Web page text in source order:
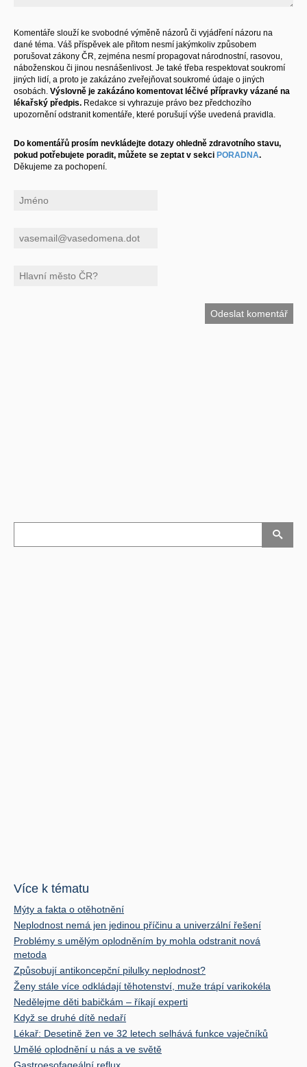
Komentáře slouží ke svobodné výměně názorů či vyjádření názoru na
dané téma. Váš příspěvek ale přitom nesmí jakýmkoliv způsobem
porušovat zákony ČR, zejména nesmí propagovat národnostní, rasovou,
náboženskou či jinou nesnášenlivost. Je také třeba respektovat soukromí
jiných lidí, a proto je zakázáno zveřejňovat soukromé údaje o jiných
osobách. Výslovně je zakázáno komentovat léčivé přípravky vázané na
lékařský předpis. Redakce si vyhrazuje právo bez předchozího
upozornění odstranit komentáře, které porušují výše uvedená pravidla.
Do komentářů prosím nevkládejte dotazy ohledně zdravotního stavu,
pokud potřebujete poradit, můžete se zeptat v sekci PORADNA.
Děkujeme za pochopení.
Více k tématu
Mýty a fakta o otěhotnění
Neplodnost nemá jen jedinou příčinu a univerzální řešení
Problémy s umělým oplodněním by mohla odstranit nová
metoda
Způsobují antikoncepční pilulky neplodnost?
Ženy stále více odkládají těhotenství, muže trápí varikokéla
Nedělejme děti babičkám – říkají experti
Když se druhé dítě nedaří
Lékař: Desetině žen ve 32 letech selhává funkce vaječníků
Umělé oplodnění u nás a ve světě
Gastroesofageální reflux